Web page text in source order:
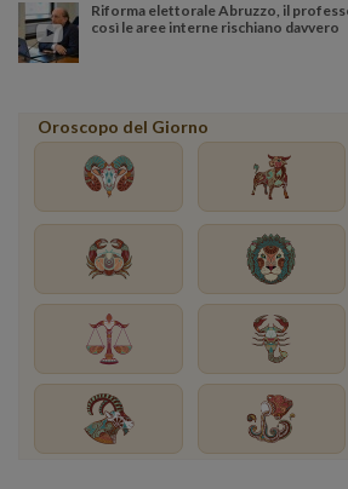
Riforma elettorale Abruzzo, il
così le aree interne rischiano davvero
Oroscopo del Giorno